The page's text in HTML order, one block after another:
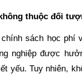
thuộc đối
sách học
nghiệp được
yếu. Tuy nhiên,